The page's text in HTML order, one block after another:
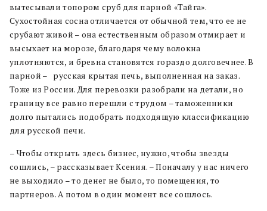
вытесывали топором сруб для парной «Тайга».
Сухостойная сосна отличается от обычной тем, что ее не
срубают живой – она естественным образом отмирает и
высыхает на морозе, благодаря чему волокна
уплотняются, и бревна становятся гораздо долговечнее. В
парной – русская крытая печь, выполненная на заказ.
Тоже из России. Для перевозки разобрали на детали, но
границу все равно перешли с трудом – таможенники
долго пытались подобрать подходящую классификацию
для русской печи.
– Чтобы открыть здесь бизнес, нужно, чтобы звезды
сошлись, – рассказывает Ксения. – Поначалу у нас ничего
не выходило – то денег не было, то помещения, то
партнеров. А потом в один момент все сошлось.